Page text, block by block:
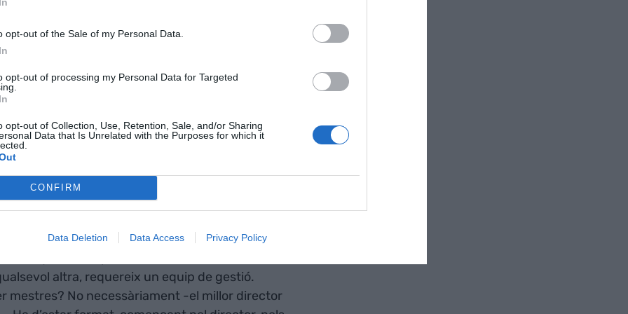
opt-out of the Sale of my Personal Data.
opt-out of processing my Personal Data for Targeted
opt-out of Collection, Use, Retention, Sale, and/or Sharing
Data that Is Unrelated with the Purposes for which it
CONFIRM
Data Deletion Data Access Privacy Policy
nivells ha arribat?
pateix el
a
en
de
I el seu benefici principal, sobretot si és
que hi van passant, de la millor manera
altra, requereix un equip de gestió.
mestres? No necessàriament -el millor director